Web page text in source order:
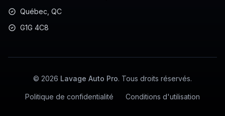
Québec, QC
G1G 4C8
© 2026 Lavage Auto Pro. Tous droits réservés.
Politique de confidentialité Conditions d'utilisation